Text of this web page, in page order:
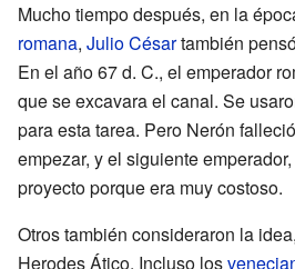
Mucho tiempo después, en la
romana, Julio Césartambién
En el año 67 d. C., el emperador
que se excavara el canal. Se
para esta tarea. Pero Nerón
empezar, y el siguiente emperador,
proyecto porque era muy costoso.
Otros también consideraron la
Herodes Ático. Incluso los